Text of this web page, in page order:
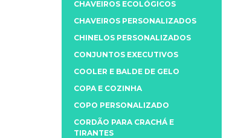
CHAVEIROS ECOLÓGICOS
CHAVEIROS PERSONALIZADOS
CHINELOS PERSONALIZADOS
CONJUNTOS EXECUTIVOS
COOLER E BALDE DE GELO
COPA E COZINHA
COPO PERSONALIZADO
CORDÃO PARA CRACHÁ E
TIRANTES